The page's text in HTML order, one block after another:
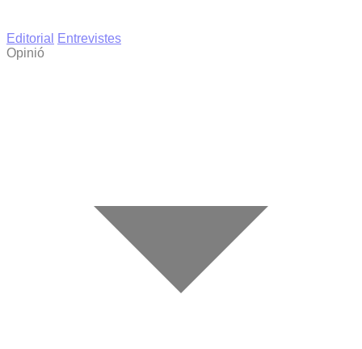
Editorial
Entrevistes
Opinió